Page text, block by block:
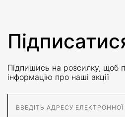
Підпишись на розсилку, щоб
інформацію про наші акції